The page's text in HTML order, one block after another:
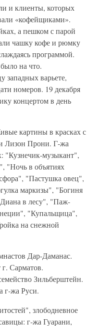
и клиенты, которых
«кофейщиками».
а пешком с парой
чашку кофе и рюмку
программой.
на что.
западных варьете,
номеров. 19 декабря
концертом в день
картины в красках с
Лизон Прони. Г-жа
"Кузнечик-музыкант",
"Ночь в объятиях
"Пастушка овец",
маркизы", "Богиня
в лесу", "Паж-
"Купальщица",
на снежной
Дар-Даманас.
Сарматов.
Зильберштейн.
г-жа Руси.
злободневное
г-жа Гуарани,